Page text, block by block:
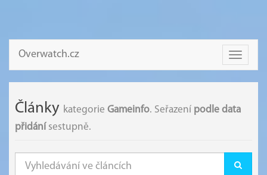
Toggle
Overwatch.cz
Články kategorie Gameinfo. Seřazení podle data
přidání sestupně.